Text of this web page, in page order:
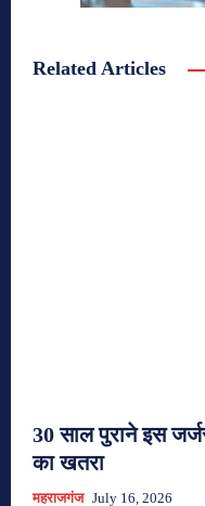
Related Articles
30 साल पुराने इस
का खतरा
महराजगंज July 16, 2026